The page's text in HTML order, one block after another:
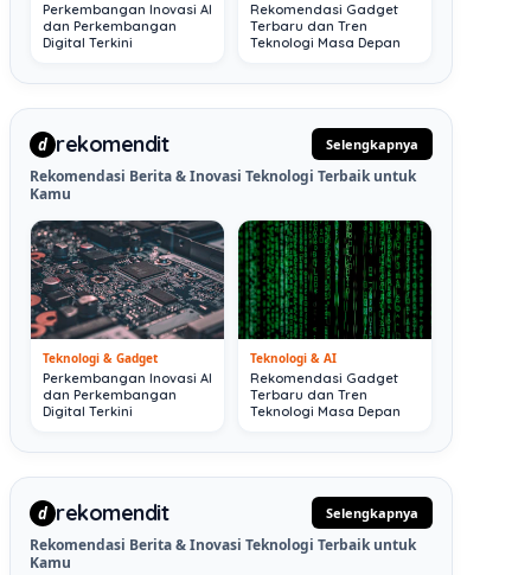
Perkembangan Inovasi AI
dan Perkembangan
Digital Terkini
Rekomendasi Gadget
Terbaru dan Tren
Teknologi Masa Depan
d rekomendit Selengkapnya
Rekomendasi Berita & Inovasi Teknologi Terbaik untuk
Kamu
Teknologi & Gadget
Perkembangan Inovasi AI
dan Perkembangan
Digital Terkini
Teknologi & AI
Rekomendasi Gadget
Terbaru dan Tren
Teknologi Masa Depan
d rekomendit Selengkapnya
Rekomendasi Berita & Inovasi Teknologi Terbaik untuk
Kamu